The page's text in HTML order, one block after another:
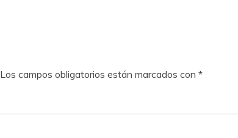
Los campos obligatorios están marcados con *